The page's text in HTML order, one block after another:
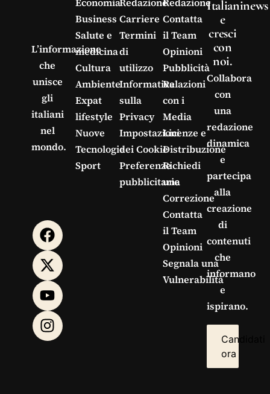
L’informazione
che
unisce
gli
italiani
nel
mondo.
Business
Salute e
medicina
Cultura
Ambiente
Expat
lifestyle
Nuove
Tecnologie
Sport
Carriere
Termini
di
utilizzo
Informativa
sulla
Privacy
Impostazioni
dei Cookie
Preferenze
pubblicitarie
Contatta
il Team
Opinioni
Pubblicità
Relazioni
con i
Media
Licenze e
Distribuzione
Richiedi
una
Correzione
Contatta
il Team
Opinioni
Segnala una
Vulnerabilità
Italianinews
e
cresci
con
noi.
Collabora
con
una
redazione
dinamica
e
partecipa
alla
creazione
di
contenuti
che
informano
e
ispirano.
Candidati
ora